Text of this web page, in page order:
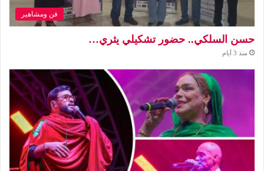
فن ومشاهير
حسن السلكي.. حضور تشكيلي يثري…
منذ 3 أيام